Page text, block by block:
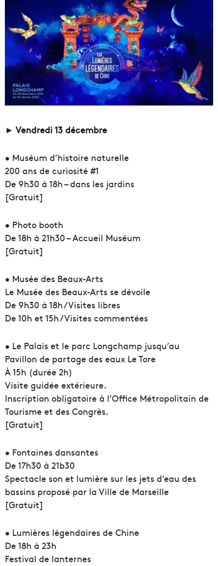
► Vendredi 13 décembre
• Muséum d’histoire naturelle
200 ans de curiosité #1
De 9h30 à 18h – dans les jardins
[Gratuit]
• Photo booth
De 18h à 21h30 – Accueil Muséum
[Gratuit]
• Musée des Beaux-Arts
Le Musée des Beaux-Arts se dévoile
De 9h30 à 18h / Visites libres
De 10h et 15h / Visites commentées
• Le Palais et le parc Longchamp jusqu’au
Pavillon de partage des eaux Le Tore
À 15h (durée 2h)
Visite guidée extérieure.
Inscription obligatoire à l’Office Métropolitain de
Tourisme et des Congrès.
[Gratuit]
• Fontaines dansantes
De 17h30 à 21b30
Spectacle son et lumière sur les jets d’eau des
bassins proposé par la Ville de Marseille
[Gratuit]
• Lumières légendaires de Chine
De 18h à 23h
Festival de lanternes